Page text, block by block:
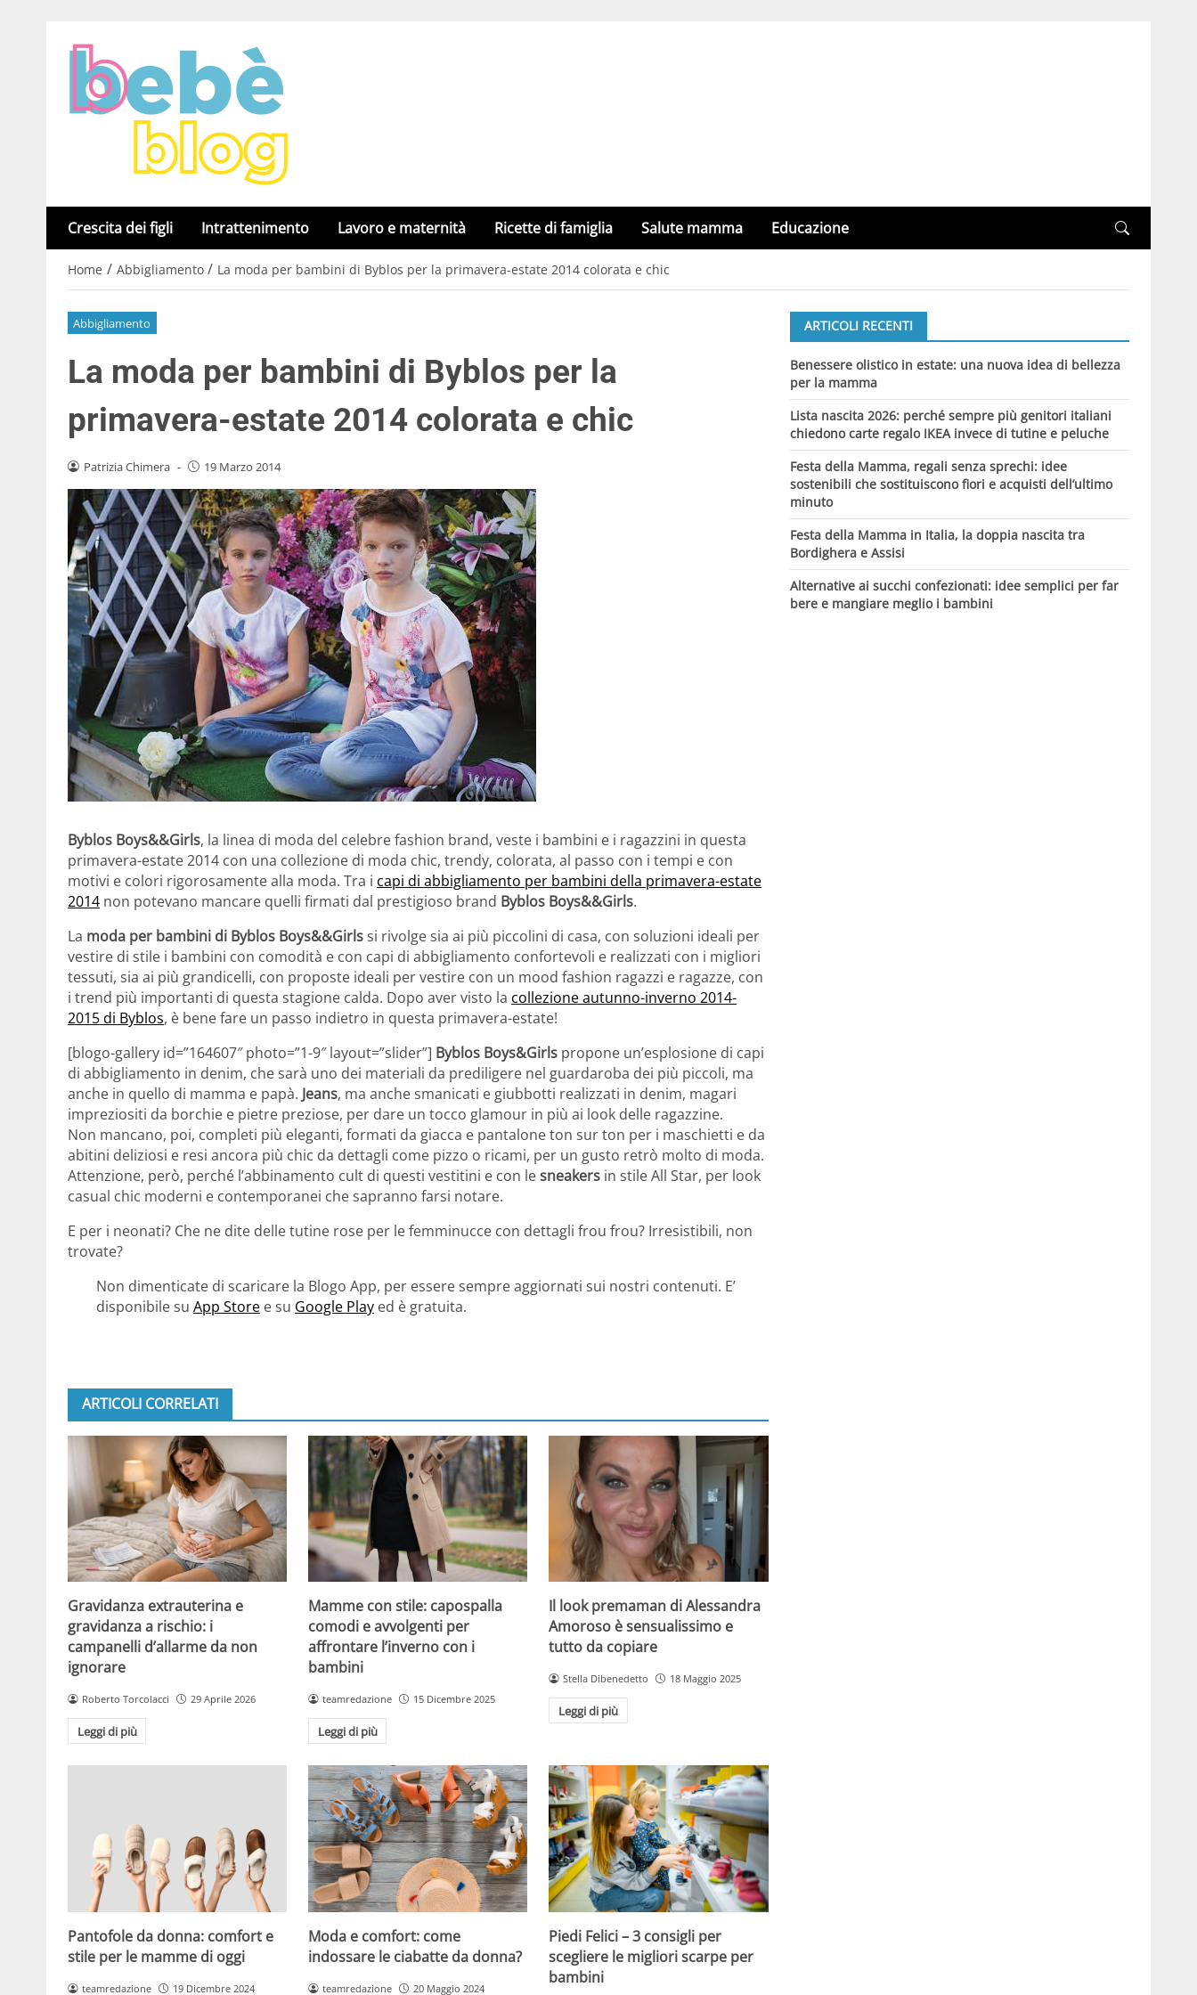
Crescita dei figli Intrattenimento Lavoro e maternità Ricette di famiglia Salute mamma Educazione
Home / Abbigliamento / La moda per bambini di Byblos per la primavera-estate 2014 colorata e chic
Abbigliamento
La moda per bambini di Byblos per la
primavera-estate 2014 colorata e chic
Patrizia Chimera - 19 Marzo 2014
Byblos Boys&&Girls, la linea di moda del celebre fashion brand, veste i bambini e i ragazzini in questa
primavera-estate 2014 con una collezione di moda chic, trendy, colorata, al passo con i tempi e con
motivi e colori rigorosamente alla moda. Tra i capi di abbigliamento per bambini della primavera-estate
2014 non potevano mancare quelli firmati dal prestigioso brand Byblos Boys&&Girls.
La moda per bambini di Byblos Boys&&Girlssi rivolge sia ai più piccolini di casa, con soluzioni ideali per
vestire di stile i bambini con comodità e con capi di abbigliamento confortevoli e realizzati con i migliori
tessuti, sia ai più grandicelli, con proposte ideali per vestire con un mood fashion ragazzi e ragazze, con
i trend più importanti di questa stagione calda. Dopo aver visto la collezione autunno-inverno 2014-
2015 di Byblos, è bene fare un passo indietro in questa primavera-estate!
[blogo-gallery id=”164607″ photo=”1-9″ layout=”slider”] Byblos Boys&Girls propone un’esplosione di capi
di abbigliamento in denim, che sarà uno dei materiali da prediligere nel guardaroba dei più piccoli, ma
anche in quello di mamma e papà. Jeans, ma anche smanicati e giubbotti realizzati in denim, magari
impreziositi da borchie e pietre preziose, per dare un tocco glamour in più ai look delle ragazzine.
Non mancano, poi, completi più eleganti, formati da giacca e pantalone ton sur ton per i maschietti e da
abitini deliziosi e resi ancora più chic da dettagli come pizzo o ricami, per un gusto retrò molto di moda.
Attenzione, però, perché l’abbinamento cult di questi vestitini e con lesneakers in stile All Star, per look
casual chic moderni e contemporanei che sapranno farsi notare.
E per i neonati? Che ne dite delle tutine rose per le femminucce con dettagli frou frou? Irresistibili, non
trovate?
Non dimenticate di scaricare la Blogo App, per essere sempre aggiornati sui nostri contenuti. E’
disponibile su App Store e su Google Play ed è gratuita.
ARTICOLI CORRELATI
Gravidanza extrauterina e
gravidanza a rischio: i
campanelli d’allarme da non
ignorare
Roberto Torcolacci 29 Aprile 2026
Leggi di più
Mamme con stile: capospalla
comodi e avvolgenti per
affrontare l’inverno con i
bambini
teamredazione 15 Dicembre 2025
Leggi di più
Il look premaman di Alessandra
Amoroso è sensualissimo e
tutto da copiare
Stella Dibenedetto 18 Maggio 2025
Leggi di più
Pantofole da donna: comfort e
stile per le mamme di oggi
teamredazione 19 Dicembre 2024
Moda e comfort: come
indossare le ciabatte da donna?
teamredazione 20 Maggio 2024
Piedi Felici – 3 consigli per
scegliere le migliori scarpe per
bambini
ARTICOLI RECENTI
Benessere olistico in estate: una nuova idea di bellezza
per la mamma
Lista nascita 2026: perché sempre più genitori italiani
chiedono carte regalo IKEA invece di tutine e peluche
Festa della Mamma, regali senza sprechi: idee
sostenibili che sostituiscono fiori e acquisti dell’ultimo
minuto
Festa della Mamma in Italia, la doppia nascita tra
Bordighera e Assisi
Alternative ai succhi confezionati: idee semplici per far
bere e mangiare meglio i bambini